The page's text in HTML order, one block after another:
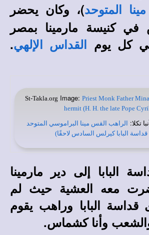
مينا المتوحد)، وكان يحضر
كنيسة مارمينا بمصر
كل يوم
القداس الإلهي.
St-Takla.org Image: Priest Monk Father
hermit (H. H. the late Pope
تكلا:
الراهب القس مينا البراموسي المتوحد
قداسة البابا كيرلس السادس لاحقًا)
البابا إلى دير مارمينا
معه العشية حيث لم
البابا وراهب يقوم
وأنا كشماس.